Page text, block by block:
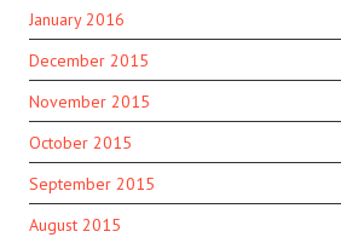
January 2016
December 2015
November 2015
October 2015
September 2015
August 2015